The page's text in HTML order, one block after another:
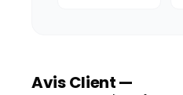
Avis Client —